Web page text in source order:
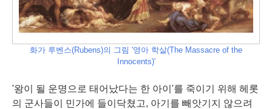
화가 루벤스(Rubens)의 그림 '영아 학살(The Massacre of the
Innocents)'
'왕이 될 운명으로 태어났다는 한 아이'를 죽이기 위해 헤롯
의 군사들이 민가에 들이닥쳤고, 아기를 빼앗기지 않으려